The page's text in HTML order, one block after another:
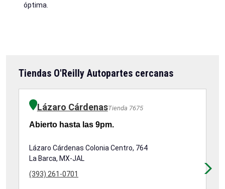
óptima.
Tiendas O'Reilly Autopartes cercanas
Lázaro CárdenasTienda 7675
Abierto hasta las 9pm.
Lázaro Cárdenas Colonia Centro, 764
La Barca, MX-JAL
(393) 261-0701